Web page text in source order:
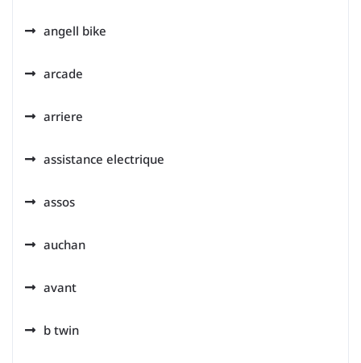
angell bike
arcade
arriere
assistance electrique
assos
auchan
avant
b twin